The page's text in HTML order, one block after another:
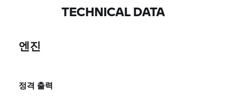
TECHNICAL DATA
엔진
정격 출력